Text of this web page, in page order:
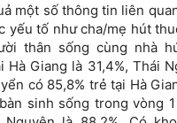
số thông tin liên quan
yếu tố như cha/mẹ hút
thân sống cùng nhà
Hà Giang là 31,4%, Thái
có 85,8% trẻ tại Hà
sinh sống trong vòng